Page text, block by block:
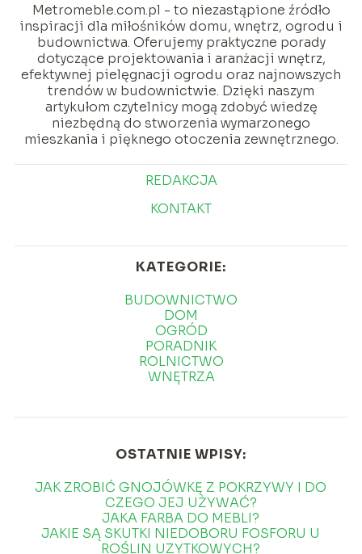
Metromeble.com.pl - to niezastąpione źródło
inspiracji dla miłośników domu, wnętrz, ogrodu i
budownictwa. Oferujemy praktyczne porady
dotyczące projektowania i aranżacji wnętrz,
efektywnej pielęgnacji ogrodu oraz najnowszych
trendów w budownictwie. Dzięki naszym
artykułom czytelnicy mogą zdobyć wiedzę
niezbędną do stworzenia wymarzonego
mieszkania i pięknego otoczenia zewnętrznego.
REDAKCJA
KONTAKT
KATEGORIE:
BUDOWNICTWO
DOM
OGRÓD
PORADNIK
ROLNICTWO
WNĘTRZA
OSTATNIE WPISY:
JAK ZROBIĆ GNOJÓWKĘ Z POKRZYWY I DO
CZEGO JEJ UŻYWAĆ?
JAKA FARBA DO MEBLI?
JAKIE SĄ SKUTKI NIEDOBORU FOSFORU U
ROŚLIN UZYTKOWYCH?